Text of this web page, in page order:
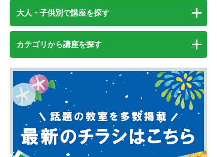
大人・子供別で講座を探す
カテゴリから講座を探す